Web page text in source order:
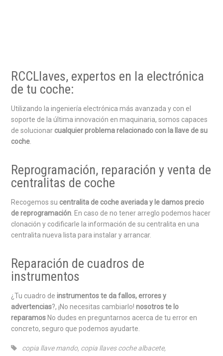
RCCLlaves, expertos en la electrónica
de tu coche:
Utilizando la ingeniería electrónica más avanzada y con el
soporte de la última innovación en maquinaria, somos capaces
de solucionar cualquier problema relacionado con la llave de su
coche
Reprogramación, reparación y venta de
centralitas de coche
Recogemos su centralita de coche averiada y le damos precio
de reprogramación . En caso de no tener arreglo podemos hacer
clonación y codificarle la información de su centralita en una
centralita nueva lista para instalar y arrancar.
Reparación de cuadros de
instrumentos
¿Tu cuadro deinstrumentos te da fallos, errores y
advertencias?, ¡No necesitas cambiarlo!nosotros te lo
reparamos No dudes en preguntarnos acerca de tu error en
concreto, seguro que podemos ayudarte.
copia llave mando, copia llaves coche albacete,